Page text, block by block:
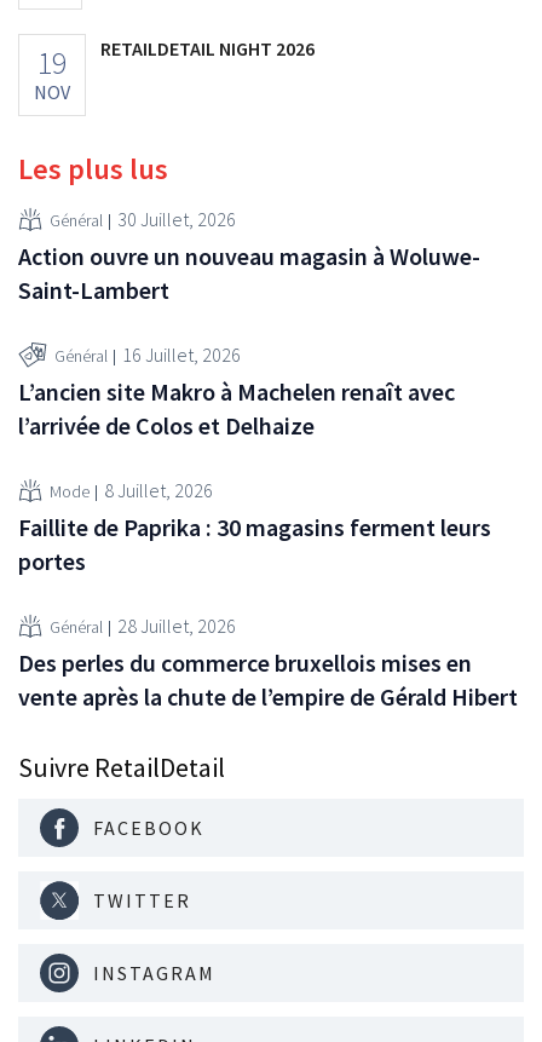
19
NOV
RETAILDETAIL NIGHT 2026
Les plus lus
Général 30 Juillet, 2026
Action ouvre un nouveau magasin à Woluwe-
Saint-Lambert
Général 16 Juillet, 2026
L’ancien site Makro à Machelen renaît avec
l’arrivée de Colos et Delhaize
Mode 8 Juillet, 2026
Faillite de Paprika : 30 magasins ferment leurs
portes
Général 28 Juillet, 2026
Des perles du commerce bruxellois mises en
vente après la chute de l’empire de Gérald Hibert
Suivre RetailDetail
FACEBOOK
TWITTER
INSTAGRAM